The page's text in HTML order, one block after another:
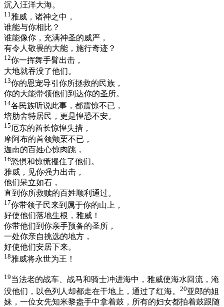
沉入汪洋大海。
11雅威，诸神之中，
谁能与你相比？
谁能像你，充满神圣的威严，
有令人敬畏的大能，施行奇迹？
12你一挥舞手臂出击，
大地就吞没了他们。
13你的恩宠导引你所拯救的民族，
你的大能带领他们到达你的圣所。
14各民族听说此事，都震惊不已，
培肋舍特居民，更是惶恐不安。
15厄东的酋长惊惶失措，
摩阿布的首领颤栗不已，
迦南的百姓心惊肉跳，
16恐惧和惊慌攫住了他们。
雅威，见你强力出击，
他们呆立如石，
直到你所救赎的百姓顺利通过。
17你带领子民来到属于你的山上，
好使他们落地生根，雅威！
你带他们到你亲手预备的圣所，
一处你亲自挑选的地方，
好使他们安居下来。
18雅威将永世为王！
19当法老的战车、战马和骑士冲进海中，雅威使海水回流，淹
没他们，以色列人却都走在干地上，通过了红海。 20亚郎的姐
妹，一位女先知米黎盎手中拿着鼓，所有的妇女都拍着鼓跟随